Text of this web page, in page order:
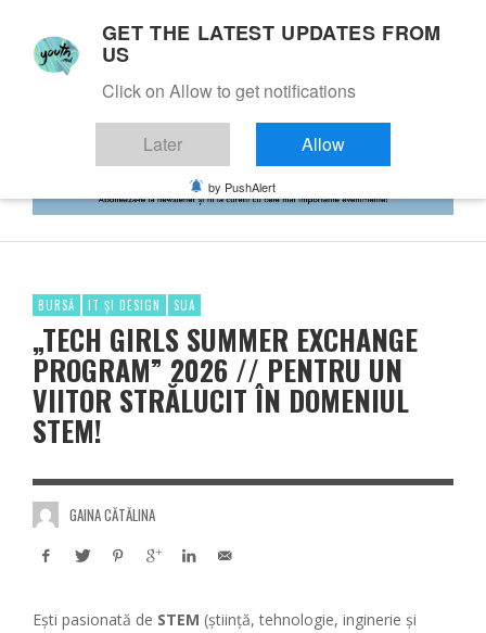
BURSĂ IT ȘI DESIGN SUA
„TECH GIRLS SUMMER EXCHANGE
PROGRAM” 2026 // PENTRU UN
VIITOR STRĂLUCIT ÎN DOMENIUL
STEM!
GAINA CĂTĂLINA
Ești pasionată de STEM (știință, tehnologie, inginerie și
GET THE LATEST UPDATES FROM
US
Click on Allow to get notifications
Later Allow
by PushAlert